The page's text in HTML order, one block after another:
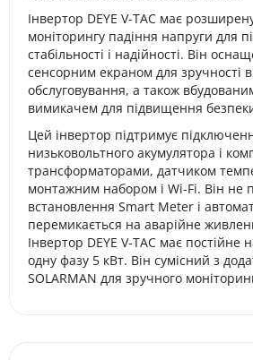
Інвертор DEYE V-TAC має
моніторингу падіння напруги для
стабільності і надійності. Він
сенсорним екраном для зручності
обслуговування, а також
вимикачем для підвищення безпеки
Цей інвертор підтримує
низьковольтного акумулятора і
трансформаторами, датчиком
монтажним набором і Wi-Fi. Він не
встановлення Smart Meter і
перемикається на аварійне
Інвертор DEYE V-TAC має постійне
одну фазу 5 кВт. Він сумісний з
SOLARMAN для зручного